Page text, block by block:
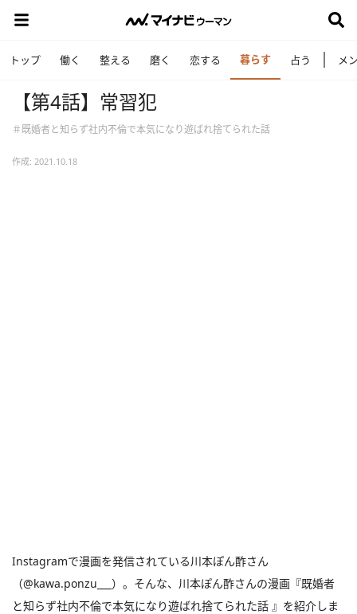
トップ 働く 整える 磨く 恋する 暮らす 占う メ
【第4話】常習犯
＃既婚者と知らず社内不倫で本気になり遊ばれ捨てられた話
作成: 2021.10.18
Instagramで漫画を発信されている川本ぽん酢さん
（@kawa.ponzu___）。そんな、川本ぽん酢さんの漫画『既婚者
と知らず社内不倫で本気になり遊ばれ捨てられた話 』を紹介しま